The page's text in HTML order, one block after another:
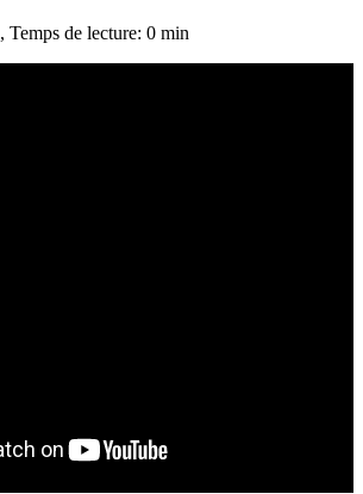
, Temps de lecture: 0 min